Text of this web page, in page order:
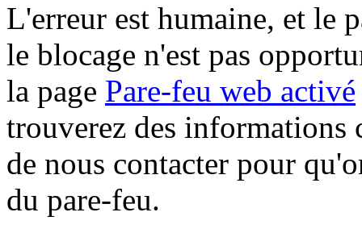
L'erreur est humaine, et le
le blocage n'est pas
la page Pare-feu web activé
trouverez des informations
de nous contacter pour
du pare-feu.